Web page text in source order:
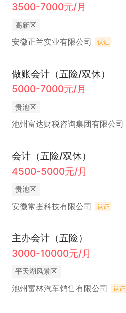
3500-7000元/月
高新区
安徽正兰实业有限公司 认证
做账会计（五险/双休）
5000-7000元/月
贵池区
池州富达财税咨询集团有限公司
会计（五险/双休）
4500-5000元/月
贵池区
安徽常崟科技有限公司 认证
主办会计（五险）
3000-10000元/月
平天湖风景区
池州富林汽车销售有限公司 认证